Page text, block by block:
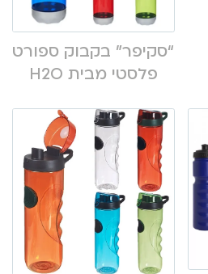
“סקיפר” בקבוק ספורט
פלסטי מבית H2O